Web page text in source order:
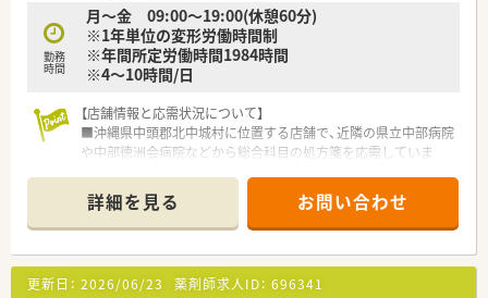
勤務
時間
月～金 09:00～19:00(休憩60分)
※1年単位の変形労働時間制
※年間所定労働時間1984時間
※4～10時間/日
【店舗情報と応需状況について】
■沖縄県中頭郡北中城村に位置する店舗で、近隣の県立中部病院
や中部徳洲会病院などから総合科目の処方箋を応需していま
■処方箋の応需枚数は1日あたり約20枚となっており、一人ひと
りの患者様に対してゆとりを持って丁寧に対応できる環境で
す。
■開局時間は月曜日から金曜日の9時から18時までとなってお
り、薬剤師3名と事務スタッフ3名の体制で業務を行います。
詳細を見る お問い合わせ
更新日： 2026/06/23 薬剤師求人ID： 696341